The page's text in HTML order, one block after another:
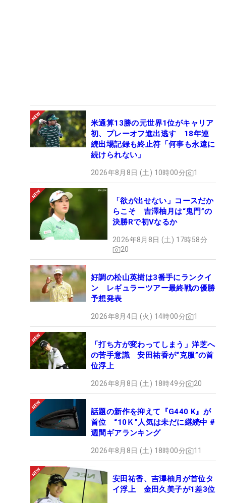
米通算13勝の元世界1位がキャリア
初、プレーオフ進出逃す 18年連
続出場記録も終止符「何事も永遠に
続けられない」
2026年8月8日 (土) 10時00分 1
「欲が出せない」コースだか
らこそ 吉澤柚月は“鬼門”の
決勝Rで初Vなるか
2026年8月8日 (土) 17時58分
20
好調の松山英樹は3番手にランクイ
ン レギュラーツアー最終戦の優勝
予想発表
2026年8月4日 (火) 14時00分 1
「打ち方が変わってしまう」洋芝へ
の苦手意識 安田祐香が“克服”の首
位浮上
2026年8月8日 (土) 18時49分 20
話題の新作を抑えて『G440 K』が
首位 “10Ｋ”人気は未だに継続中 #
週間ギアランキング
2026年8月8日 (土) 18時00分 11
安田祐香、吉澤柚月が首位タ
イ浮上 金田久美子が1差3位